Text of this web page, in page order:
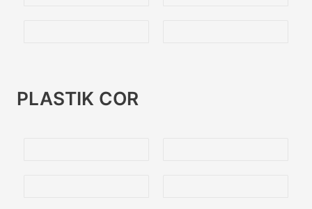
PLASTIK COR